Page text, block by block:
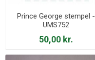
Prince George stempel -
UMS752
50,00 kr.